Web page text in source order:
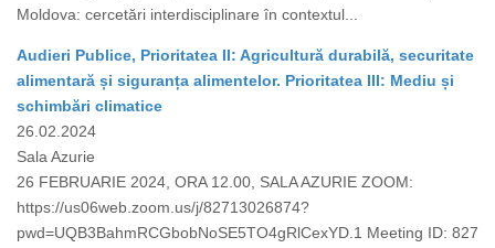
Moldova: cercetări interdisciplinare în contextul...
Audieri Publice, Prioritatea II: Agricultură durabilă, securitate
alimentară și siguranța alimentelor. Prioritatea III: Mediu și
schimbări climatice
26.02.2024
Sala Azurie
26 FEBRUARIE 2024, ORA 12.00, SALA AZURIE ZOOM:
https://us06web.zoom.us/j/82713026874?
pwd=UQB3BahmRCGbobNoSE5TO4gRlCexYD.1 Meeting ID: 827